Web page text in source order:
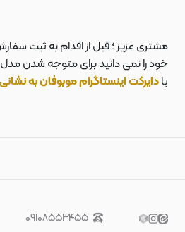
مشتری عزیز ؛ قبل از اقدام به ثبت
خود را نمی دانید برای متوجه شدن
یادایرکت اینستاگرام موبوفان به نشانی mobofun@
۰۹۱۰۸۵۵۳۴۵۵